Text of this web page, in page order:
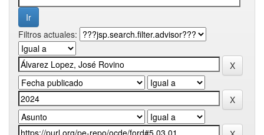
Filtros actuales: